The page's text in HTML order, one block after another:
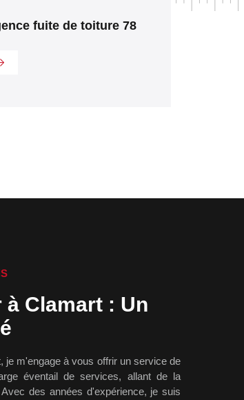
et changement de
Clamart : Un
je m'engage à vous offrir un service de
éventail de services, allant de la
des années d'expérience, je suis